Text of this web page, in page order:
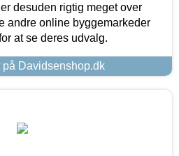
desuden rigtig meget over
andre online byggemarkeder
at se deres udvalg.
på Davidsenshop.dk